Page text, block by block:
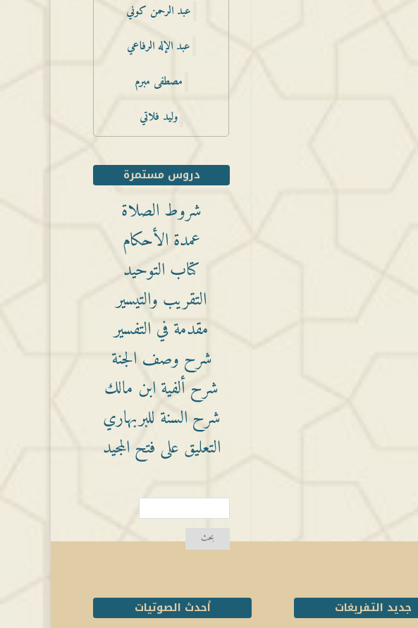
عبد الرحمن كوني
عبد الإله الرفاعي
مصطفى مبرم
وليد فلاتي
دروس مستمرة
شروط الصلاة
عمدة الأحكام
كتاب التوحيد
التقريب والتيسير
مقدمة في التفسير
شرح وصف الجنة
شرح ألفية ابن مالك
شرح السنة للبربهاري
التعليق على فتح المجيد
جديد التفريغات أحدث الصوتيات